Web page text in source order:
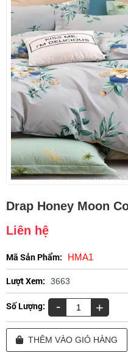
Drap Honey Moon
Liên hệ
Mã Sản Phẩm: HMA1
Lượt Xem: 3663
Số Lượng: - +
THÊM VÀO GIỎ HÀNG